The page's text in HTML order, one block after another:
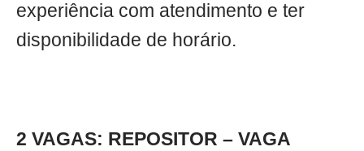
experiência com atendimento e ter
disponibilidade de horário.
2 VAGAS: REPOSITOR – VAGA